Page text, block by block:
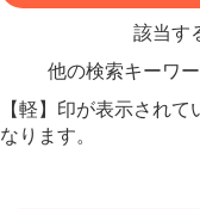
該当す
他の検索キーワ
【軽】印が表示され
なります。